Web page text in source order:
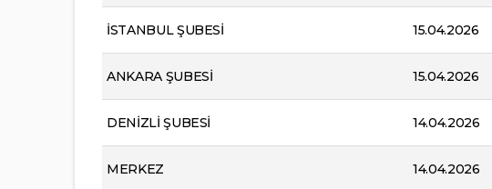
İSTANBUL ŞUBESİ 15.04.2026
ANKARA ŞUBESİ 15.04.2026
DENİZLİ ŞUBESİ 14.04.2026
MERKEZ 14.04.2026